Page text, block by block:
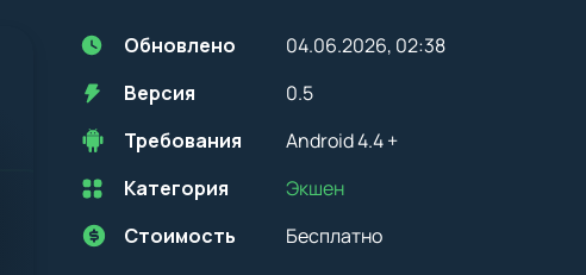
Обновлено
04.06.2026, 02:38
Версия
0.5
Требования
Android 4.4 +
Перед установкой приложения на устройство с Android, стоит
учитывать версию OS. Мы всегда указываем минимальные
Категория
Экшен
Стоимость
Бесплатно